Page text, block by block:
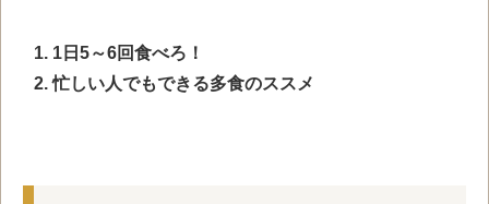
1. 1日5～6回食べろ！
2. 忙しい人でもできる多食のススメ